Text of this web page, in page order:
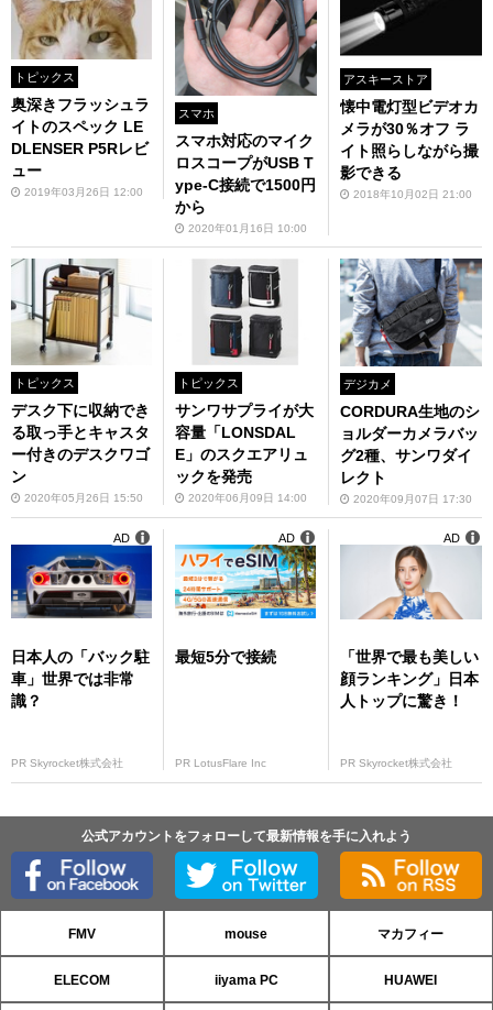
トピックス
奥深きフラッシュラ
イトのスペック LE
DLENSER P5Rレビ
ュー
2019年03月26日 12:00
スマホ
スマホ対応のマイク
ロスコープがUSB T
ype-C接続で1500円
から
2020年01月16日 10:00
アスキーストア
懐中電灯型ビデオカ
メラが30％オフ ラ
イト照らしながら撮
影できる
2018年10月02日 21:00
トピックス
デスク下に収納でき
る取っ手とキャスタ
ー付きのデスクワゴ
ン
2020年05月26日 15:50
トピックス
サンワサプライが大
容量「LONSDAL
E」のスクエアリュ
ックを発売
2020年06月09日 14:00
デジカメ
CORDURA生地のシ
ョルダーカメラバッ
グ2種、サンワダイ
レクト
2020年09月07日 17:30
日本人の「バック駐
車」世界では非常
識？
PR Skyrocket株式会社
AD
最短5分で接続
PR LotusFlare Inc
AD
「世界で最も美しい
顔ランキング」日本
人トップに驚き！
PR Skyrocket株式会社
AD
公式アカウントをフォローして最新情報を手に入れよう
FMV mouse マカフィー
ELECOM iiyama PC HUAWEI